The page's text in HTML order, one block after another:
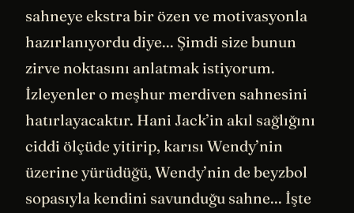
sahneye ekstra bir özen ve motivasyonla
hazırlanıyordu diye... Şimdi size bunun
zirve noktasını anlatmak istiyorum.
İzleyenler o meşhur merdiven sahnesini
hatırlayacaktır. Hani Jack’in akıl sağlığını
ciddi ölçüde yitirip, karısı Wendy’nin
üzerine yürüdüğü, Wendy’nin de beyzbol
sopasıyla kendini savunduğu sahne... İşte